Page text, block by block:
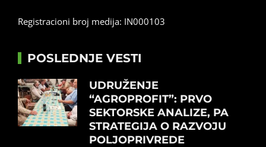
Registracioni broj medija: IN000103
POSLEDNJE VESTI
UDRUŽENJE
“AGROPROFIT”: PRVO
SEKTORSKE ANALIZE, PA
STRATEGIJA O RAZVOJU
POLJOPRIVREDE